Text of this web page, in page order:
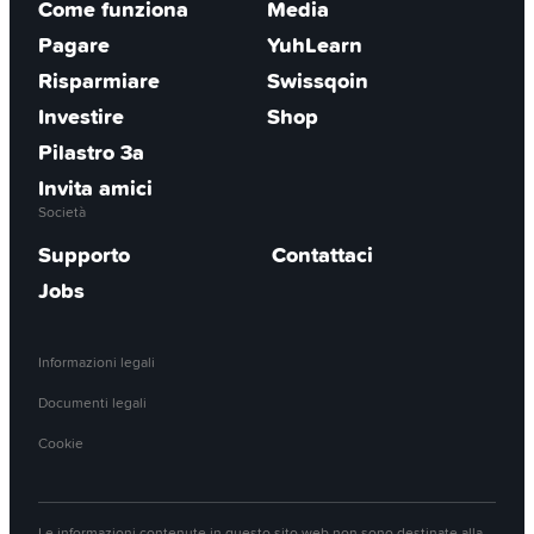
Come funziona
Pagare
Risparmiare
Investire
Pilastro 3a
Invita amici
Media
YuhLearn
Swissqoin
Shop
Società
Supporto
Contattaci
Jobs
Informazioni legali
Documenti legali
Cookie